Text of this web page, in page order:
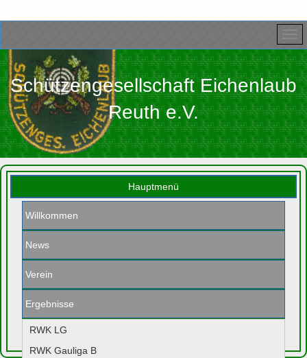
Schützengesellschaft Eichenlaub
Reuth e.V.
Hauptmenü
Willkommen
News
Verein
Ergebnisse
RWK LG
RWK Gauliga B
Jugend